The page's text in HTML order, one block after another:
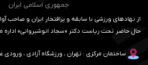
جمهوری اسلامی ایران
از نهادهای ورزشی با سابقه و پرافتخار ایران و صاحب
حال حاضر تحت ریاست دکتر «سجاد انوشیروانی»
ساختمان مرکزی : تهران ، ورزشگاه آزادی ، ورودی